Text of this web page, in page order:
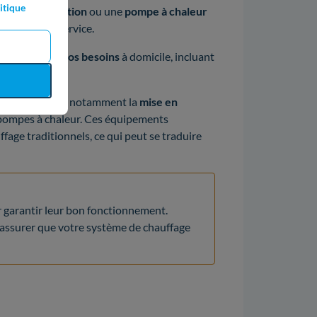
à condensationou une pompe à chaleur
est à votre service.
de vos besoinsà domicile, incluant
après la pose, notamment la mise en
à chaleur. Ces équipements
traditionnels, ce qui peut se traduire
garantir leur bon fonctionnement.
que votre système de chauffage